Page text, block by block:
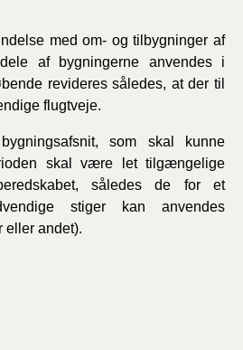
med om- og tilbygninger af
af bygningerne anvendes i
revideres således, at der til
flugtveje.
som skal kunne
skal være let tilgængelige
således de for et
stiger kan anvendes
eller andet).